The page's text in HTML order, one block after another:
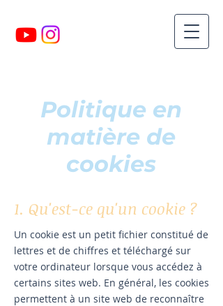
Politique en
matière de
cookies
1. Qu'est-ce qu'un cookie ?
Un cookie est un petit fichier constitué de
lettres et de chiffres et téléchargé sur
votre ordinateur lorsque vous accédez à
certains sites web. En général, les cookies
permettent à un site web de reconnaître